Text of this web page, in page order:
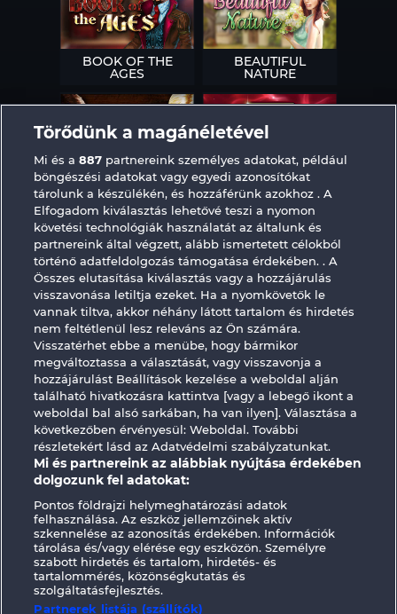
BOOK OF THE
AGES
BEAUTIFUL
NATURE
SIMPLY THE BEST ROYAL SEVEN
GOLDEN EI OF
MOORHUHN
FOREVER
DIAMONDS
Részvételi feltételek
Adatkezelési tájékoztató Impresszum
Visszavonási kérelem benyújtása
Törődünk a magánéletével
Mi és a887 partnereink személyes adatokat, például
böngészési adatokat vagy egyedi azonosítókat
tárolunk a készülékén, és hozzáférünk azokhoz . A
Elfogadom kiválasztás lehetővé teszi a nyomon
követési technológiák használatát az általunk és
partnereink által végzett, alább ismertetett célokból
történő adatfeldolgozás támogatása érdekében. . A
Összes elutasítása kiválasztás vagy a hozzájárulás
visszavonása letiltja ezeket. Ha a nyomkövetők le
vannak tiltva, akkor néhány látott tartalom és hirdetés
nem feltétlenül lesz releváns az Ön számára.
Visszatérhet ebbe a menübe, hogy bármikor
megváltoztassa a választását, vagy visszavonja a
hozzájárulást Beállítások kezelése a weboldal alján
található hivatkozásra kattintva [vagy a lebegő ikont a
weboldal bal alsó sarkában, ha van ilyen]. Választása a
következőben érvényesül: Weboldal. További
részletekért lásd az Adatvédelmi szabályzatunkat.
Mi és partnereink az alábbiak nyújtása érdekében
dolgozunk fel adatokat:
Pontos földrajzi helymeghatározási adatok
felhasználása. Az eszköz jellemzőinek aktív
szkennelése az azonosítás érdekében. Információk
tárolása és/vagy elérése egy eszközön. Személyre
szabott hirdetés és tartalom, hirdetés- és
tartalommérés, közönségkutatás és
szolgáltatásfejlesztés.
Partnerek listája (szállítók)